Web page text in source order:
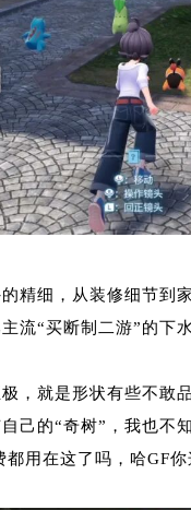
精细，从装修细节到
流“买断制二游”的下
，就是形状有些不
己的“奇树”，我也不
用在这了吗，哈GF你